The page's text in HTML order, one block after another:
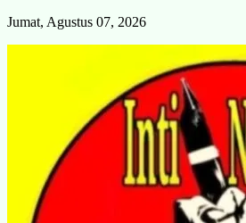
Skip
Jumat, Agustus 07, 2026